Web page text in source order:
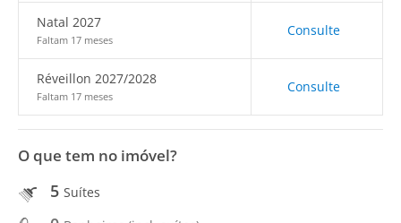
Natal 2027
Faltam 17 meses
Consulte
Réveillon 2027/2028
Faltam 17 meses
Consulte
O que tem no imóvel?
5 Suítes